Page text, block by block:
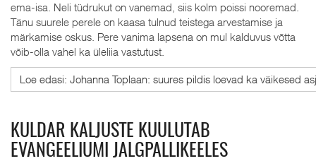
ema-isa. Neli tüdrukut on vanemad, siis kolm poissi nooremad.
Tänu suurele perele on kaasa tulnud teistega arvestamise ja
märkamise oskus. Pere vanima lapsena on mul kalduvus võtta
võib-olla vahel ka üleliia vastutust.
Loe edasi: Johanna Toplaan: suures pildis loevad ka väikesed
KULDAR KALJUSTE KUULUTAB
EVANGEELIUMI JALGPALLIKEELES